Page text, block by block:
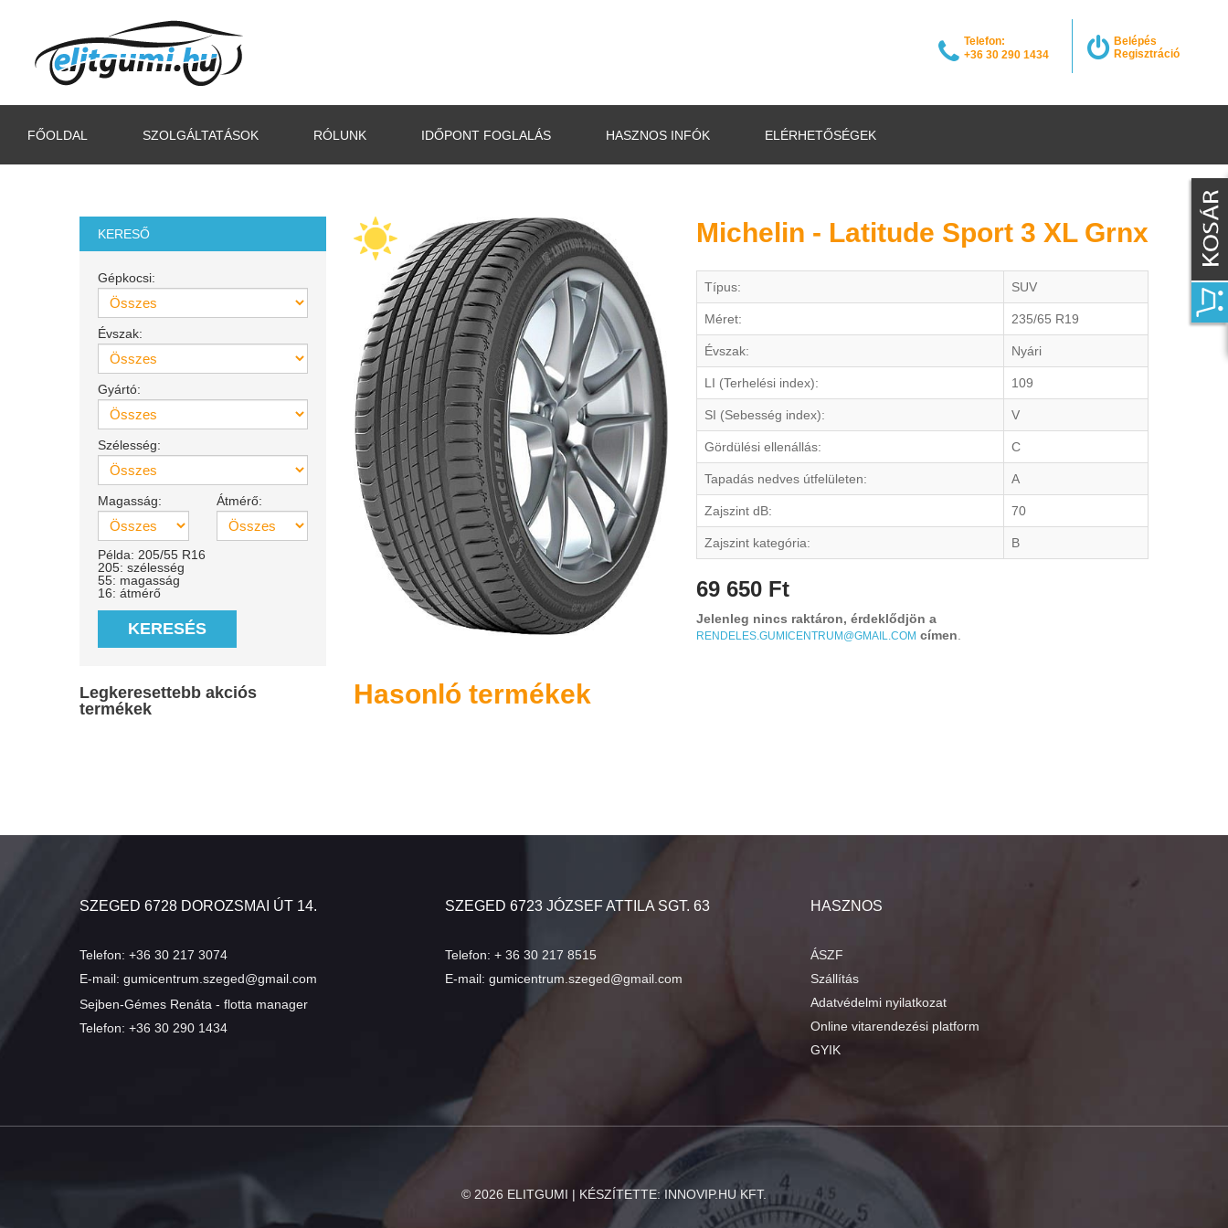
Belépés
Regisztráció
Telefon:
+36 30 290 1434
FŐOLDAL SZOLGÁLTATÁSOK RÓLUNK IDŐPONT FOGLALÁS HASZNOS INFÓK ELÉRHETŐSÉGEK
KERESŐ
Gépkocsi:
Évszak:
Gyártó:
Szélesség:
Magasság: Átmérő:
Példa: 205/55 R16
205: szélesség
55: magasság
16: átmérő
KERESÉS
Legkeresettebb akciós
termékek
Michelin - Latitude Sport 3 XL Grnx
Típus: SUV
Méret: 235/65 R19
Évszak: Nyári
LI (Terhelési index): 109
SI (Sebesség index): V
Gördülési ellenállás: C
Tapadás nedves útfelületen: A
Zajszint dB: 70
Zajszint kategória: B
69 650 Ft
Jelenleg nincs raktáron, érdeklődjön a
RENDELES.GUMICENTRUM@GMAIL.COM címen
Hasonló termékek
SZEGED 6728 DOROZSMAI ÚT 14.
Telefon: +36 30 217 3074
E-mail: gumicentrum.szeged@gmail.com
Sejben-Gémes Renáta - flotta manager
Telefon: +36 30 290 1434
SZEGED 6723 JÓZSEF ATTILA SGT. 63
Telefon: + 36 30 217 8515
E-mail: gumicentrum.szeged@gmail.com
HASZNOS
ÁSZF
Szállítás
Adatvédelmi nyilatkozat
Online vitarendezési platform
GYIK
© 2026 ELITGUMI | KÉSZÍTETTE:INNOVIP.HU KFT.